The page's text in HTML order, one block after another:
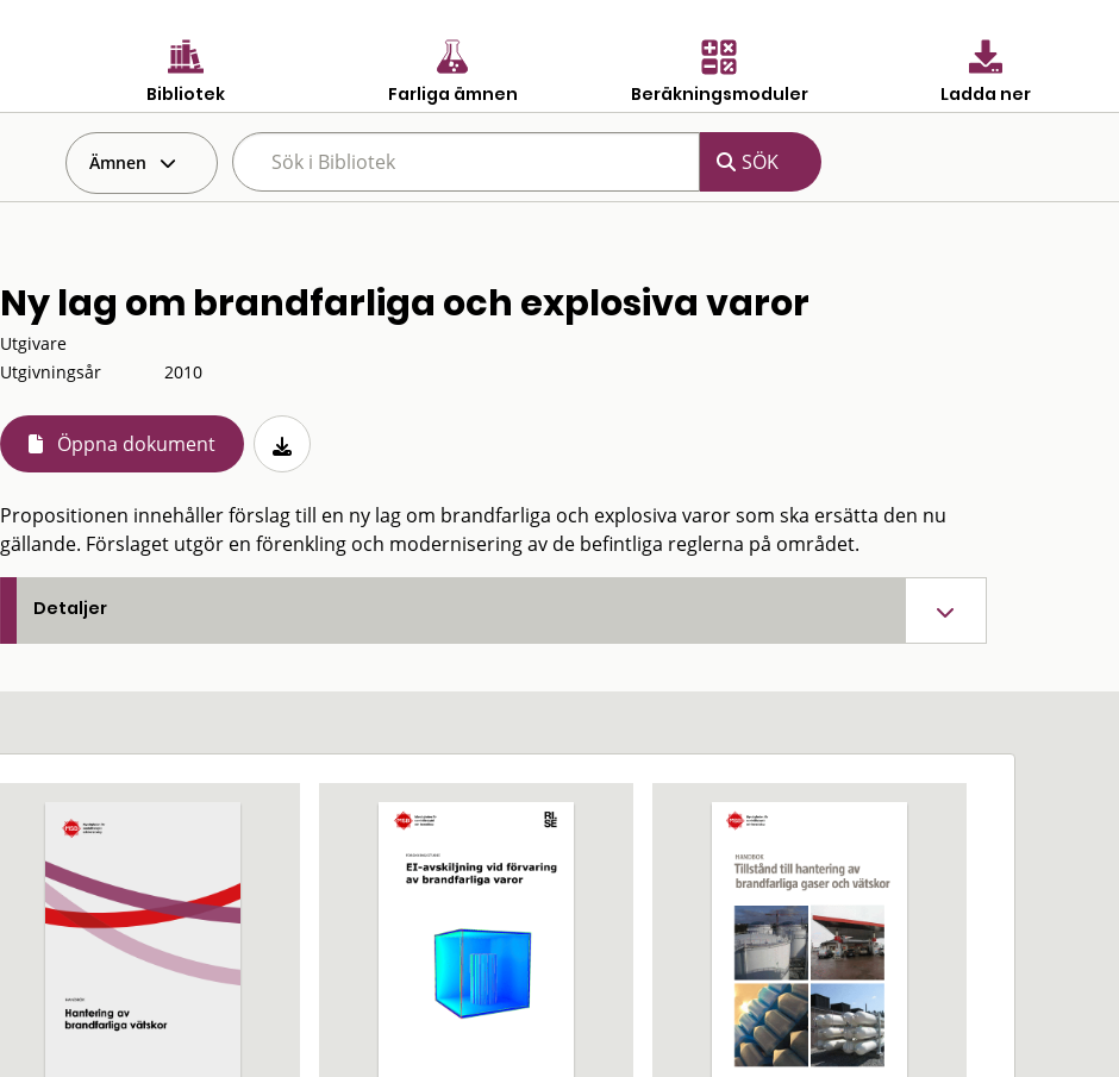
Bibliotek Farliga ämnen Beräkningsmoduler Ladda ner
Ämnen
Ny lag om brandfarliga och explosiva varor
Utgivare
Utgivningsår
2010
Öppna dokument
Propositionen innehåller förslag till en ny lag om brandfarliga och explosiva varor som ska ersätta den nu
gällande. Förslaget utgör en förenkling och modernisering av de befintliga reglerna på området.
Detaljer